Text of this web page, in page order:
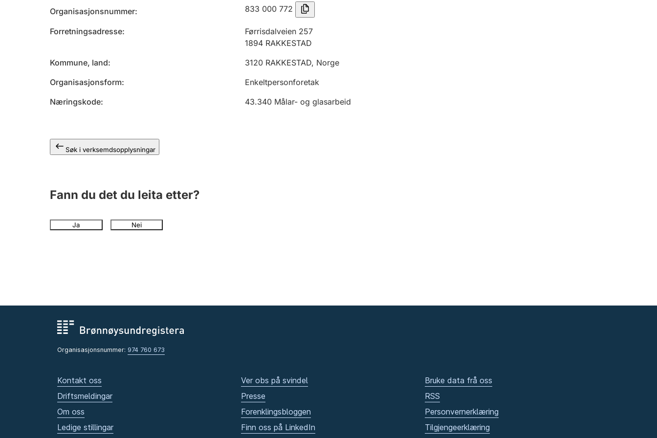
Organisasjonsnummer 833 000 772
Forretningsadresse
Førrisdalveien 257
1894 RAKKESTAD
Kommune, land
3120 RAKKESTAD, Norge
Organisasjonsform
Enkeltpersonforetak
Næringskode
43.340 Målar- og glasarbeid
Søk i verksemdsopplysningar
Fann du det du leita etter?
Ja Nei
Organisasjonsnummer: 974 760 673
Kontakt oss
Driftsmeldingar
Om oss
Ledige stillingar
Ver obs på svindel
Presse
Forenklingsbloggen
Finn oss på LinkedIn
Bruke data frå oss
RSS
Personvernerklæring
Tilgjengeerklæring